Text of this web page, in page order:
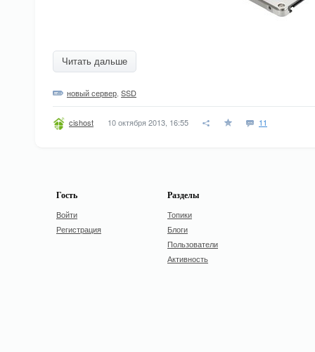
Читать дальше
новый сервер SSD
cishost 10 октября 2013, 16:55 11
Гость
Войти
Регистрация
Разделы
Топики
Блоги
Пользователи
Активность